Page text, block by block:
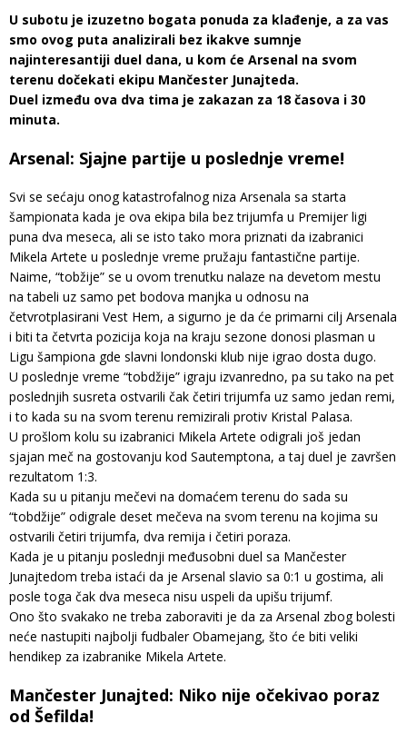
U subotu je izuzetno bogata ponuda za klađenje, a za vas
smo ovog puta analizirali bez ikakve sumnje
najinteresantiji duel dana, u kom će Arsenal na svom
terenu dočekati ekipu Mančester Junajteda.
Duel između ova dva tima je zakazan za 18 časova i 30
minuta.
Arsenal: Sjajne partije u poslednje vreme!
Svi se sećaju onog katastrofalnog niza Arsenala sa starta
šampionata kada je ova ekipa bila bez trijumfa u Premijer ligi
puna dva meseca, ali se isto tako mora priznati da izabranici
Mikela Artete u poslednje vreme pružaju fantastične partije.
Naime, “tobžije” se u ovom trenutku nalaze na devetom mestu
na tabeli uz samo pet bodova manjka u odnosu na
četvrotplasirani Vest Hem, a sigurno je da će primarni cilj Arsenala
i biti ta četvrta pozicija koja na kraju sezone donosi plasman u
Ligu šampiona gde slavni londonski klub nije igrao dosta dugo.
U poslednje vreme “tobdžije” igraju izvanredno, pa su tako na pet
poslednjih susreta ostvarili čak četiri trijumfa uz samo jedan remi,
i to kada su na svom terenu remizirali protiv Kristal Palasa.
U prošlom kolu su izabranici Mikela Artete odigrali još jedan
sjajan meč na gostovanju kod Sautemptona, a taj duel je završen
rezultatom 1:3.
Kada su u pitanju mečevi na domaćem terenu do sada su
“tobdžije” odigrale deset mečeva na svom terenu na kojima su
ostvarili četiri trijumfa, dva remija i četiri poraza.
Kada je u pitanju poslednji međusobni duel sa Mančester
Junajtedom treba istaći da je Arsenal slavio sa 0:1 u gostima, ali
posle toga čak dva meseca nisu uspeli da upišu trijumf.
Ono što svakako ne treba zaboraviti je da za Arsenal zbog bolesti
neće nastupiti najbolji fudbaler Obamejang, što će biti veliki
hendikep za izabranike Mikela Artete.
Mančester Junajted: Niko nije očekivao poraz
od Šefilda!